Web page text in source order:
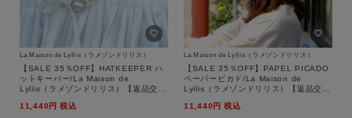
La Maison de Lyllis（ラメゾンドリリス）
【SALE 35％OFF】HATKEEPER ハ
ットキーパー/La Maison de
Lyllis（ラメゾンドリリス）【返品交換
11,440
税込
La Maison de Lyllis（ラメゾンドリリス）
【SALE 35％OFF】PAPEL PICADO
ペーパーピカド/La Maison de
Lyllis（ラメゾンドリリス）【返品交換
11,440
税込